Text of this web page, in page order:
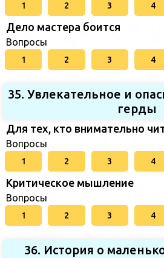
1 2 3 4
Дело мастера боится
Вопросы
1 2 3 4
35. Увлекательное и
герды
Для тех, кто внимательно
Вопросы
1 2 3 4
Критическое мышление
Вопросы
1 2 3 4
36. История о